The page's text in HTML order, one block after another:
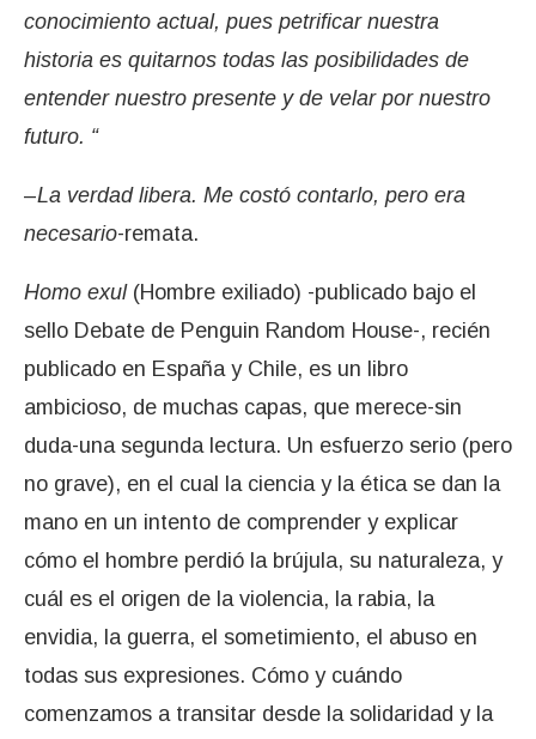
conocimiento actual, pues petrificar nuestra
historia es quitarnos todas las posibilidades de
entender nuestro presente y de velar por nuestro
futuro. “
–La verdad libera. Me costó contarlo, pero era
necesario-remata.
Homo exul(Hombre exiliado) -publicado bajo el
sello Debate de Penguin Random House-, recién
publicado en España y Chile, es un libro
ambicioso, de muchas capas, que merece-sin
duda-una segunda lectura. Un esfuerzo serio (pero
no grave), en el cual la ciencia y la ética se dan la
mano en un intento de comprender y explicar
cómo el hombre perdió la brújula, su naturaleza, y
cuál es el origen de la violencia, la rabia, la
envidia, la guerra, el sometimiento, el abuso en
todas sus expresiones. Cómo y cuándo
comenzamos a transitar desde la solidaridad y la